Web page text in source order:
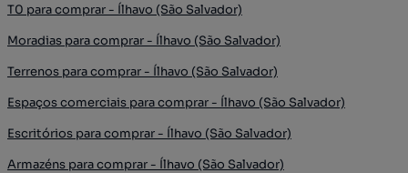
T0 para comprar - Ílhavo (São Salvador)
Moradias para comprar - Ílhavo (São Salvador)
Terrenos para comprar - Ílhavo (São Salvador)
Espaços comerciais para comprar - Ílhavo (São Salvador)
Escritórios para comprar - Ílhavo (São Salvador)
Armazéns para comprar - Ílhavo (São Salvador)